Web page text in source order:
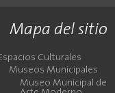
Mapa del sitio
Culturales
Museos Municipales
Museo Municipal de